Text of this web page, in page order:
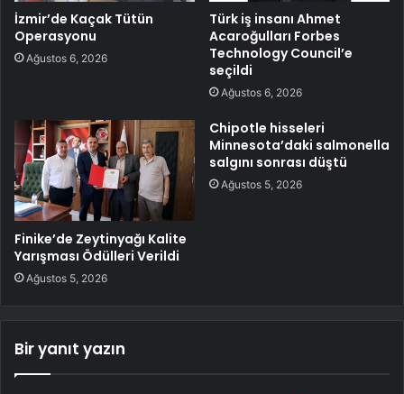
İzmir’de Kaçak Tütün
Operasyonu
Ağustos 6, 2026
Türk iş insanı Ahmet
Acaroğulları Forbes
Technology Council’e
seçildi
Ağustos 6, 2026
Finike’de Zeytinyağı Kalite
Yarışması Ödülleri Verildi
Ağustos 5, 2026
Chipotle hisseleri
Minnesota’daki salmonella
salgını sonrası düştü
Ağustos 5, 2026
Bir yanıt yazın